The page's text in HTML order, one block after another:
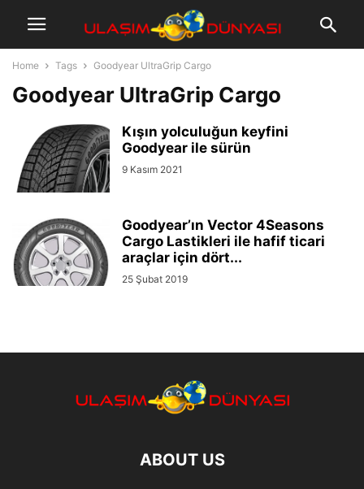
Home Tags Goodyear UltraGrip Cargo
Goodyear UltraGrip Cargo
Kışın yolculuğun keyfini
Goodyear ile sürün
9 Kasım 2021
Goodyear’ın Vector 4Seasons
Cargo Lastikleri ile hafif ticari
araçlar için dört...
25 Şubat 2019
ABOUT US